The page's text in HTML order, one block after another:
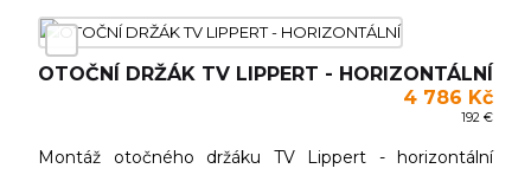
OTOČNÍ DRŽÁK TV LIPPERT - HORIZONTÁLNÍ
4 786 Kč
192 €
Montáž otočného držáku TV Lippert - horizontální